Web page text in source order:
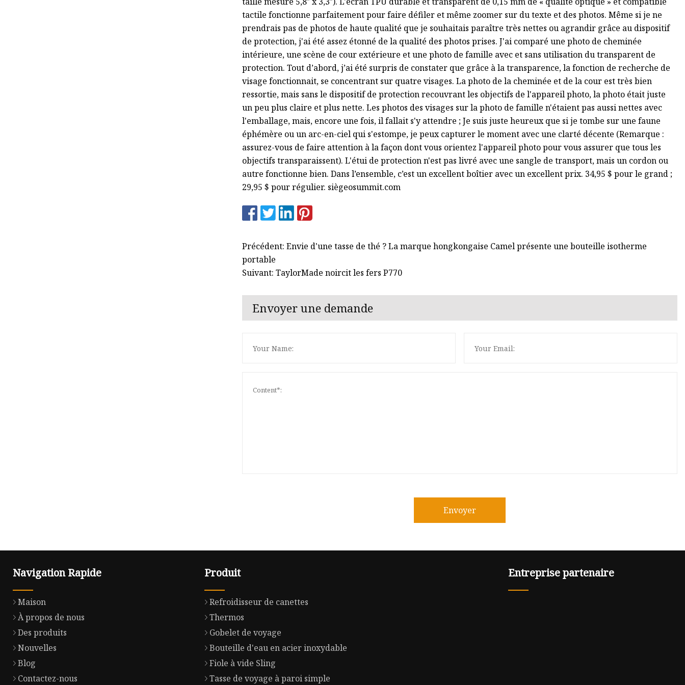
tactile fonctionne parfaitement pour faire défiler et même zoomer sur du texte et des photos. Même si je ne
prendrais pas de photos de haute qualité que je souhaitais paraître très nettes ou agrandir grâce au dispositif
de protection, j'ai été assez étonné de la qualité des photos prises. J'ai comparé une photo de cheminée
intérieure, une scène de cour extérieure et une photo de famille avec et sans utilisation du transparent de
protection. Tout d’abord, j’ai été surpris de constater que grâce à la transparence, la fonction de recherche de
visage fonctionnait, se concentrant sur quatre visages. La photo de la cheminée et de la cour est très bien
ressortie, mais sans le dispositif de protection recouvrant les objectifs de l'appareil photo, la photo était juste
un peu plus claire et plus nette. Les photos des visages sur la photo de famille n'étaient pas aussi nettes avec
l'emballage, mais, encore une fois, il fallait s'y attendre ; Je suis juste heureux que si je tombe sur une faune
éphémère ou un arc-en-ciel qui s'estompe, je peux capturer le moment avec une clarté décente (Remarque :
assurez-vous de faire attention à la façon dont vous orientez l'appareil photo pour vous assurer que tous les
objectifs transparaissent). L'étui de protection n'est pas livré avec une sangle de transport, mais un cordon ou
autre fonctionne bien. Dans l’ensemble, c’est un excellent boîtier avec un excellent prix. 34,95 $ pour le grand ;
29,95 $ pour régulier. siègeosummit.com
Précédent: Envie d'une tasse de thé ? La marque hongkongaise Camel présente une bouteille isotherme
portable
Suivant: TaylorMade noircit les fers P770
Envoyer une demande
Envoyer
Navigation Rapide
Maison
À propos de nous
Des produits
Nouvelles
Blog
Contactez-nous
Produit
Refroidisseur de canettes
Thermos
Gobelet de voyage
Bouteille d'eau en acier inoxydable
Fiole à vide Sling
Tasse de voyage à paroi simple
Entreprise partenaire